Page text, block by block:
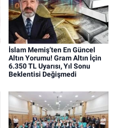
İslam Memiş’ten En Güncel
Altın Yorumu! Gram Altın İçin
6.350 TL Uyarısı, Yıl Sonu
Beklentisi Değişmedi